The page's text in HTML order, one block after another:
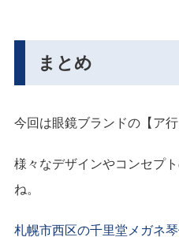
まとめ
今回は眼鏡ブランドの【ア
様々なデザインやコンセプ
ね。
札幌市西区の千里堂メガネ